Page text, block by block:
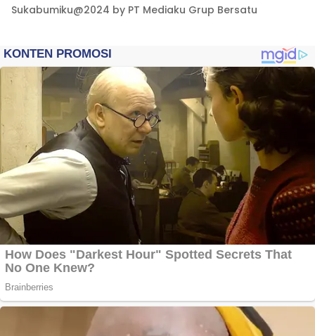
Sukabumiku@2024 by PT Mediaku Grup Bersatu